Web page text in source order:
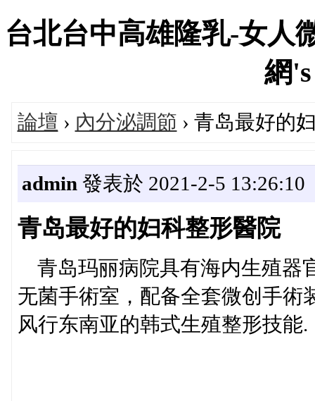
台北台中高雄隆乳-女人
網
論壇 › 內分泌調節 › 青岛最好的
admin 發表於 2021-2-5 13:26:10
青岛最好的妇科整形醫院
青岛玛丽病院具有海内生殖器
无菌手術室，配备全套微创手術
风行东南亚的韩式生殖整形技能.